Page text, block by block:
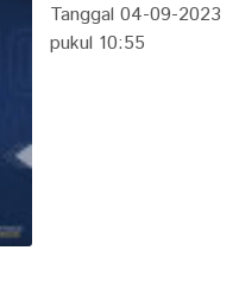
Tanggal 04-09-2023
pukul 10:55